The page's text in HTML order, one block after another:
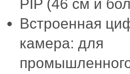
PIP (46 см и
Встроенная
камера: для